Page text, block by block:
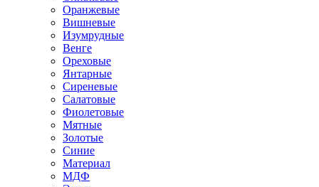
Оранжевые
Вишневые
Изумрудные
Венге
Ореховые
Янтарные
Сиреневые
Салатовые
Фиолетовые
Мятные
Золотые
Синие
Материал
МДФ